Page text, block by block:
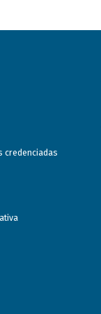
credenciadas